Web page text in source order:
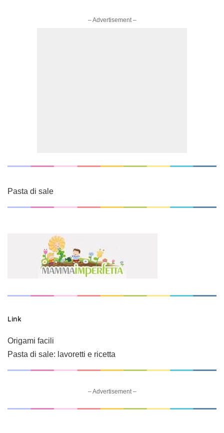
– Advertisement –
Pasta di sale
Link
Origami facili
Pasta di sale: lavoretti e ricetta
– Advertisement –